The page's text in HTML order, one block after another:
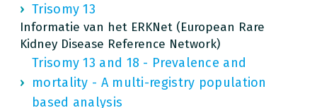
Trisomy 13
Informatie van het ERKNet (European Rare
Kidney Disease Reference Network)
Trisomy 13 and 18 - Prevalence and
mortality - A multi-registry population
based analysis